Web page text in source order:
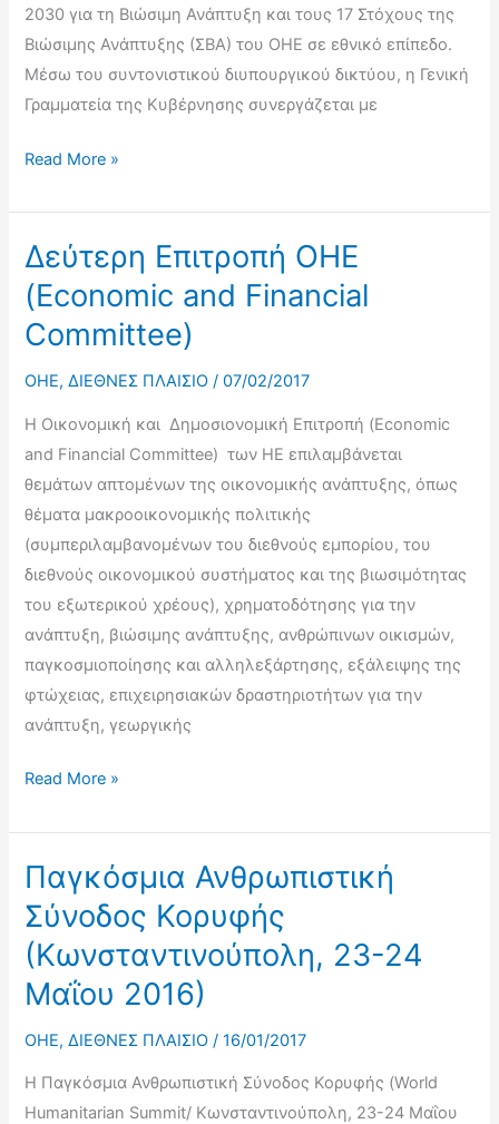
2030 για τη Βιώσιμη Ανάπτυξη και τους 17 Στόχους της
Βιώσιμης Ανάπτυξης (ΣΒΑ) του ΟΗΕ σε εθνικό επίπεδο.
Μέσω του συντονιστικού διυπουργικού δικτύου, η Γενική
Γραμματεία της Κυβέρνησης συνεργάζεται με
Εθνικές
και
Σύνταξη
Εθνικής
Αξιολόγησης
για
των
Στόχων
Βιώσιμης
Ανάπτυξης
του
ΟΗΕ
Read More »
Δεύτερη Επιτροπή ΟΗΕ
(Economic and Financial
Committee)
OHE,ΔΙΕΘΝΕΣ ΠΛΑΙΣΙΟ /07/02/2017
Η Οικονομική και Δημοσιονομική Επιτροπή (Economic
and Financial Committee) των ΗΕ επιλαμβάνεται
θεμάτων απτομένων της οικονομικής ανάπτυξης, όπως
θέματα μακροοικονομικής πολιτικής
(συμπεριλαμβανομένων του διεθνούς εμπορίου, του
διεθνούς οικονομικού συστήματος και της βιωσιμότητας
του εξωτερικού χρέους), χρηματοδότησης για την
ανάπτυξη, βιώσιμης ανάπτυξης, ανθρώπινων οικισμών,
παγκοσμιοποίησης και αλληλεξάρτησης, εξάλειψης της
φτώχειας, επιχειρησιακών δραστηριοτήτων για την
ανάπτυξη, γεωργικής
Δεύτερη
ΟΗΕ
(Economic
and
Financial
Committee)
Read More »
Παγκόσμια Ανθρωπιστική
Σύνοδος Κορυφής
(Κωνσταντινούπολη, 23-24
Μαΐου 2016)
OHE,ΔΙΕΘΝΕΣ ΠΛΑΙΣΙΟ /16/01/2017
Η Παγκόσμια Ανθρωπιστική Σύνοδος Κορυφής (World
Humanitarian Summit/ Κωνσταντινούπολη, 23-24 Μαΐου